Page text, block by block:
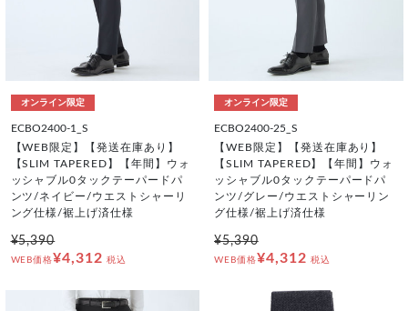
オンライン限定
ECBO2400-1_S
【WEB限定】【発送在庫あり】
【SLIM TAPERED】【年間】ウォ
ッシャブル0タックテーパードパ
ンツ/ネイビー/ウエストシャーリ
ング仕様/裾上げ済仕様
¥5,390
WEB価格¥4,312 税込
オンライン限定
ECBO2400-25_S
【WEB限定】【発送在庫あり】
【SLIM TAPERED】【年間】ウォ
ッシャブル0タックテーパードパ
ンツ/グレー/ウエストシャーリン
グ仕様/裾上げ済仕様
¥5,390
WEB価格¥4,312 税込